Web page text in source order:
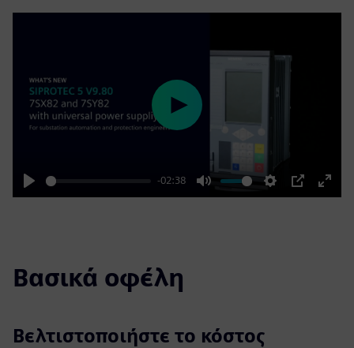
Play
-02:38
Mute Settings
PIP
Enter
Play
Βασικά οφέλη
Βελτιστοποιήστε το κόστος